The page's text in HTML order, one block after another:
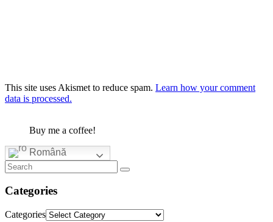
This site uses Akismet to reduce spam. Learn how your comment
data is processed.
Buy me a coffee!
Română
Categories
Categories